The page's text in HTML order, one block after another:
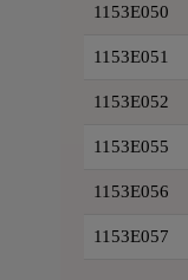
1153E050
1153E051
1153E052
1153E055
1153E056
1153E057